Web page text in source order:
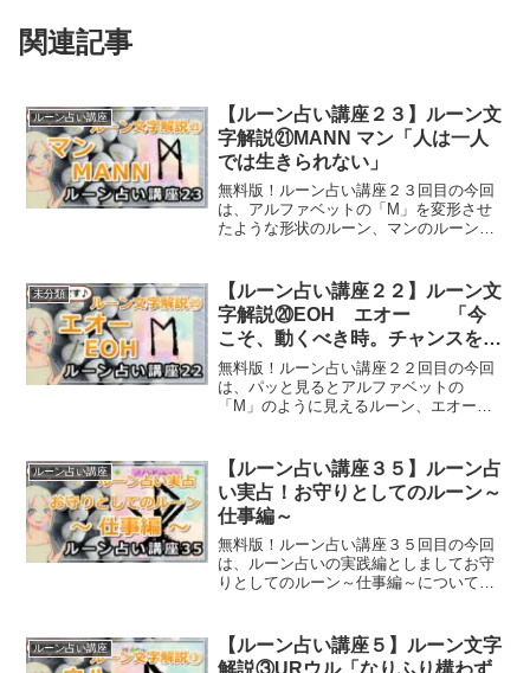
関連記事
ルーン占い講座
【ルーン占い講座２３】ルーン文
字解説㉑MANN マン「人は一人
では生きられない」
無料版！ルーン占い講座２３回目の今回
は、アルファベットの「M」を変形させ
たような形状のルーン、マンのルーンに
未分類
【ルーン占い講座２２】ルーン文
字解説⑳EOH エオー 「今
こそ、動くべき時。チャンスを逃
さないで！」
無料版！ルーン占い講座２２回目の今回
は、パッと見るとアルファベットの
「M」のように見えるルーン、エオーの
ルーン占い講座
【ルーン占い講座３５】ルーン占
い実占！お守りとしてのルーン～
仕事編～
無料版！ルーン占い講座３５回目の今回
は、ルーン占いの実践編としましてお守
りとしてのルーン～仕事編～についてご
ルーン占い講座
【ルーン占い講座５】ルーン文字
解説③URウル「なりふり構わず